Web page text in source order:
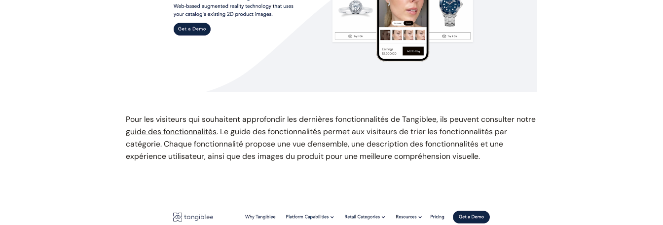
Pour les visiteurs qui souhaitent approfondir les dernières fonctionnalités de Tangiblee, ils peuvent consulter notre
guide des fonctionnalités. Le guide des fonctionnalités permet aux visiteurs de trier les fonctionnalités par
catégorie. Chaque fonctionnalité propose une vue d'ensemble, une description des fonctionnalités et une
expérience utilisateur, ainsi que des images du produit pour une meilleure compréhension visuelle.